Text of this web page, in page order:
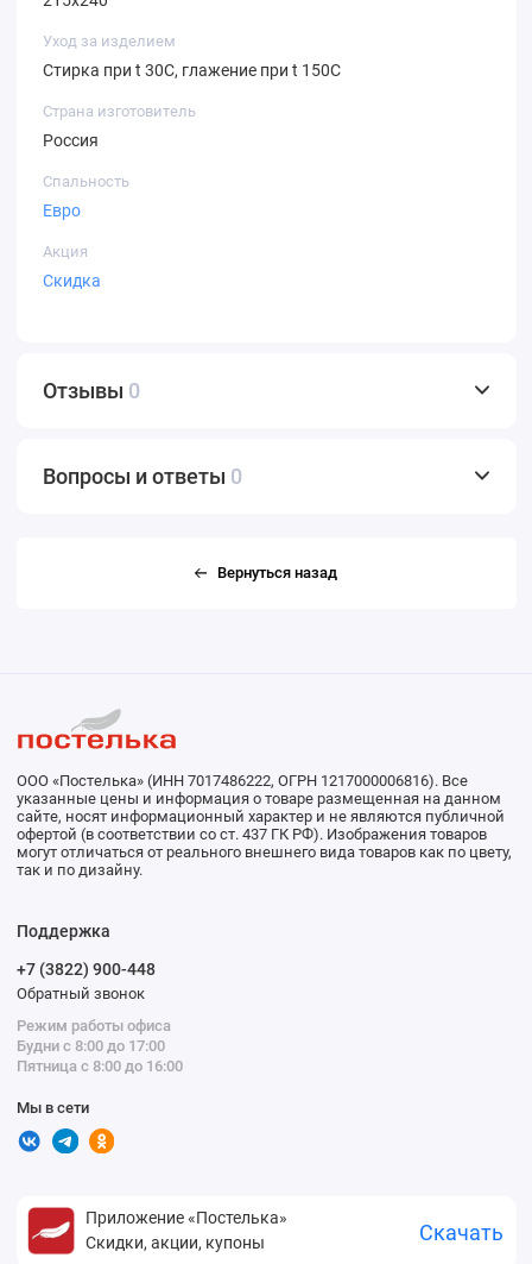
Уход за изделием
Стирка при t 30С, глажение при t 150С
Страна изготовитель
Россия
Спальность
Евро
Акция
Скидка
Отзывы 0
Вопросы и ответы 0
Вернуться назад
ООО «Постелька» (ИНН 7017486222, ОГРН 1217000006816). Все
указанные цены и информация о товаре размещенная на данном
сайте, носят информационный характер и не являются публичной
офертой (в соответствии со ст. 437 ГК РФ). Изображения товаров
могут отличаться от реального внешнего вида товаров как по цвету,
так и по дизайну.
Поддержка
+7 (3822) 900-448
Обратный звонок
Режим работы офиса
Будни с 8:00 до 17:00
Пятница с 8:00 до 16:00
Мы в сети
Приложение «Постелька»
Скидки, акции, купоны
Скачать